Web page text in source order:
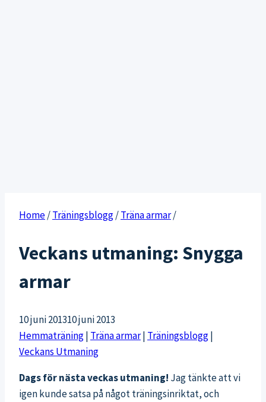
Home/Träningsblogg/Träna armar/
Veckans utmaning: Snygga
armar
10 juni 201310 juni 2013
Hemmaträning| Träna armar| Träningsblogg|
Veckans Utmaning
Dags för nästa veckas utmaning! Jag tänkte att vi
igen kunde satsa på något träningsinriktat, och